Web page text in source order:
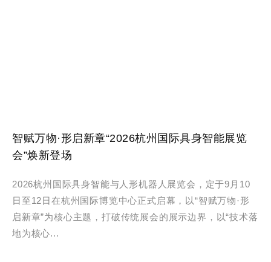
智赋万物·形启新章“2026杭州国际具身智能展览
会”焕新登场
2026杭州国际具身智能与人形机器人展览会，定于9月10
日至12日在杭州国际博览中心正式启幕，以“智赋万物·形
启新章”为核心主题，打破传统展会的展示边界，以“技术落
地为核心...